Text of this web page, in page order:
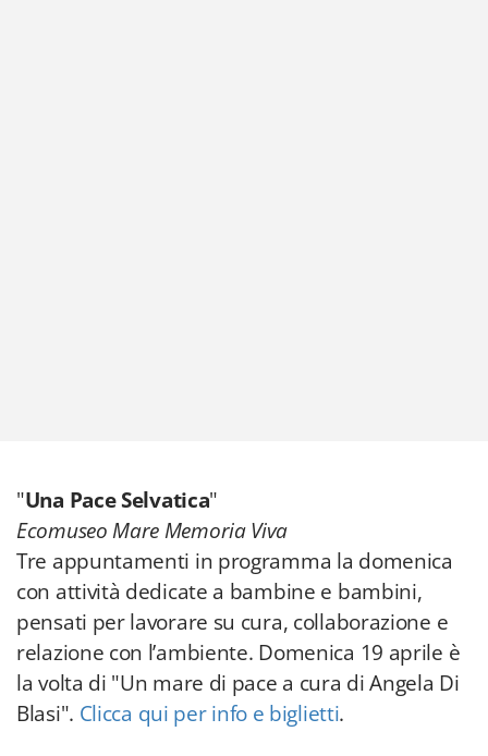
"Una Pace Selvatica"
Ecomuseo Mare Memoria Viva
Tre appuntamenti in programma la domenica
con attività dedicate a bambine e bambini,
pensati per lavorare su cura, collaborazione e
relazione con l’ambiente. Domenica 19 aprile è
la volta di "Un mare di pace a cura di Angela Di
Blasi". Clicca qui per info e biglietti.